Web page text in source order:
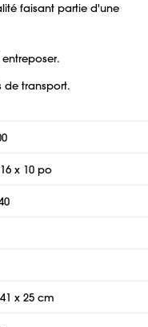
faisant partie d'une
de transport.
x 10 po
x 25 cm